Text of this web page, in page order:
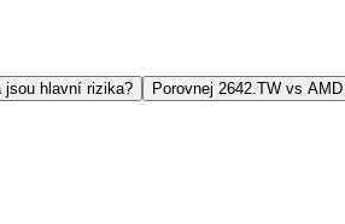
jsou hlavní rizika? Porovnej 2642.TW vs AMD